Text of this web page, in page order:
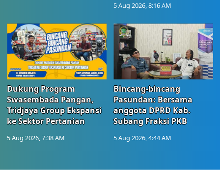
5 Aug 2026, 8:16 AM
Dukung Program
Swasembada Pangan,
Tridjaya Group Ekspansi
ke Sektor Pertanian
5 Aug 2026, 7:38 AM
Bincang-bincang
Pasundan: Bersama
anggota DPRD Kab.
Subang Fraksi PKB
5 Aug 2026, 4:44 AM